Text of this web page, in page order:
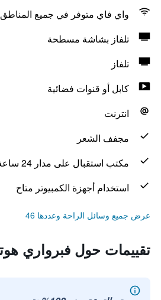
واي فاي متوفر في جميع المناطق
تلفاز بشاشة مسطحة
تلفاز
كابل أو قنوات فضائية
انترنت
مجفف الشعر
مكتب استقبال على مدار 24 ساعة
استخدام أجهزة الكمبيوتر متاح
عرض جميع وسائل الراحة وعددها 46
تقييمات حول فبرواري